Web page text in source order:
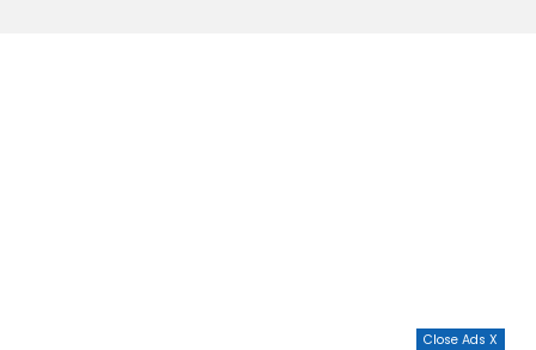
Close Ads X